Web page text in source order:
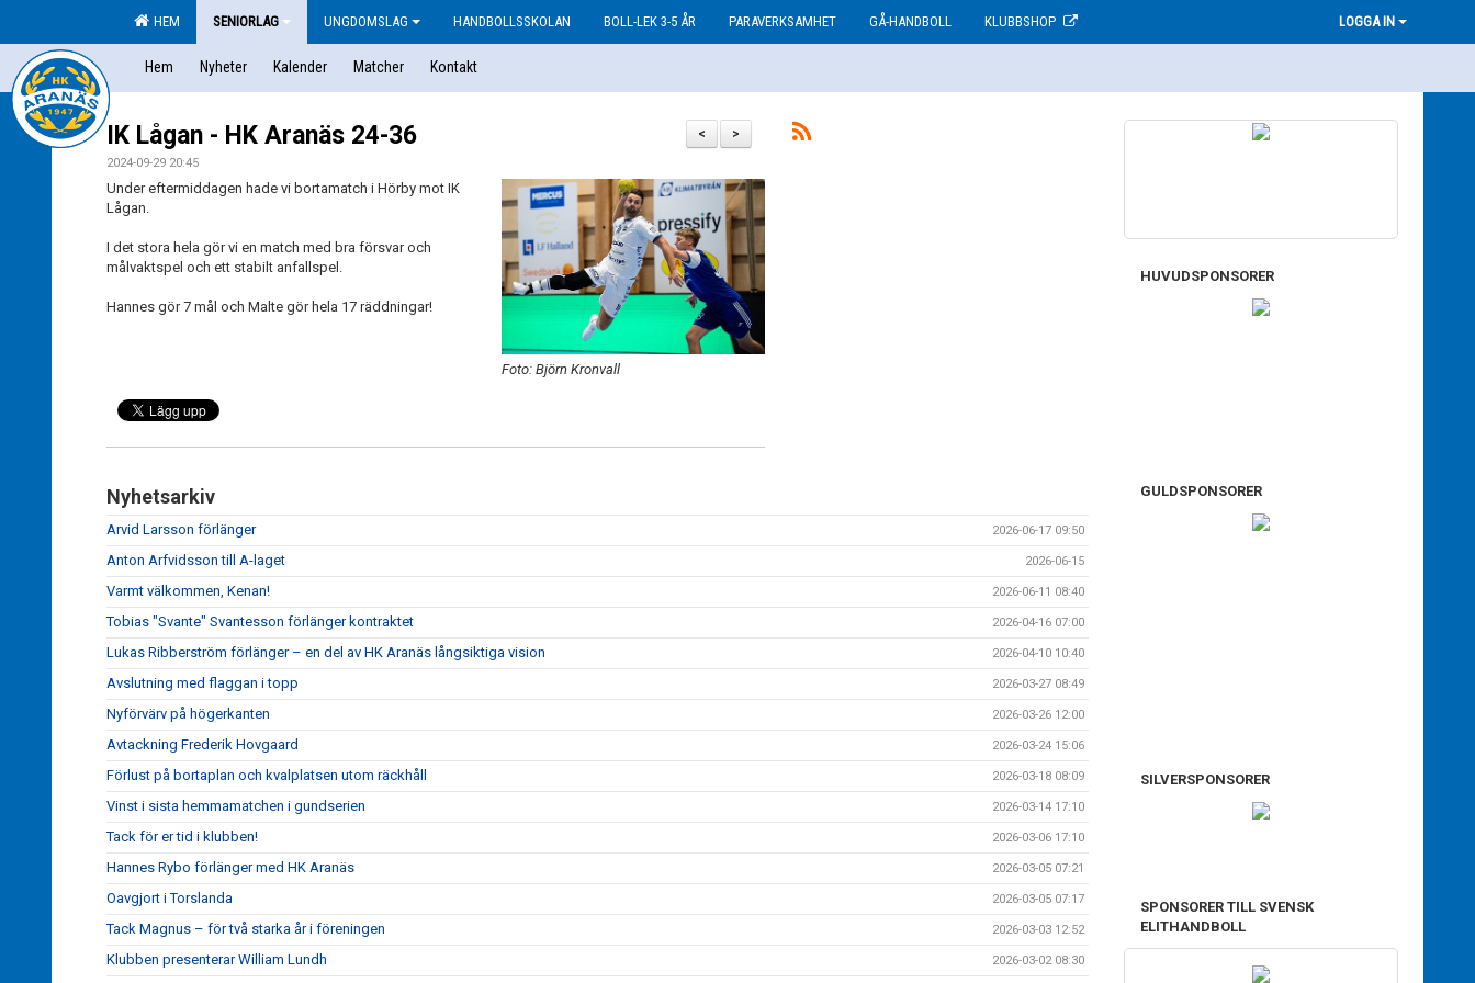
HEM SENIORLAG UNGDOMSLAG HANDBOLLSSKOLAN BOLL-LEK 3-5 ÅR PARAVERKSAMHET GÅ-HANDBOLL KLUBBSHOP LOGGA IN
Hem Nyheter Kalender Matcher Kontakt
>
<
IK Lågan - HK Aranäs 24-36
2024-09-29 20:45
Foto: Björn Kronvall
Under eftermiddagen hade vi bortamatch i Hörby mot IK
Lågan.
I det stora hela gör vi en match med bra försvar och
målvaktspel och ett stabilt anfallspel.
Hannes gör 7 mål och Malte gör hela 17 räddningar!
Nyhetsarkiv
Arvid Larsson förlänger 2026-06-17 09:50
Anton Arfvidsson till A-laget 2026-06-15
Varmt välkommen, Kenan! 2026-06-11 08:40
Tobias "Svante" Svantesson förlänger kontraktet 2026-04-16 07:00
Lukas Ribberström förlänger – en del av HK Aranäs långsiktiga vision 2026-04-10 10:40
Avslutning med flaggan i topp 2026-03-27 08:49
Nyförvärv på högerkanten 2026-03-26 12:00
Avtackning Frederik Hovgaard 2026-03-24 15:06
Förlust på bortaplan och kvalplatsen utom räckhåll 2026-03-18 08:09
Vinst i sista hemmamatchen i gundserien 2026-03-14 17:10
Tack för er tid i klubben! 2026-03-06 17:10
Hannes Rybo förlänger med HK Aranäs 2026-03-05 07:21
Oavgjort i Torslanda 2026-03-05 07:17
Tack Magnus – för två starka år i föreningen 2026-03-03 12:52
Klubben presenterar William Lundh 2026-03-02 08:30
HUVUDSPONSORER
GULDSPONSORER
SILVERSPONSORER
SPONSORER TILL SVENSK
ELITHANDBOLL